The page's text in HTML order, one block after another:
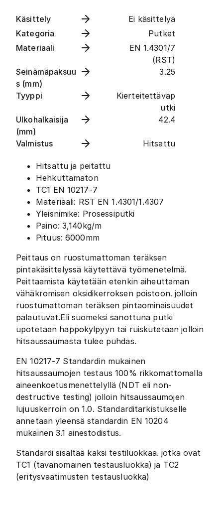
Käsittely
Ei käsittelyä
Kategoria
Putket
Materiaali
EN 1.4301/7
(RST)
Seinämäpaksuu
s (mm)
3.25
Tyyppi
Kierteitettäväp
utki
Ulkohalkaisija
(mm)
42.4
Valmistus Hitsattu
Hitsattu ja peitattu
Hehkuttamaton
TC1 EN 10217-7
Materiaali: RST EN 1.4301/1.4307
Yleisnimike: Prosessiputki
Paino: 3,140kg/m
Pituus: 6000mm
Peittaus on ruostumattoman teräksen
pintakäsittelyssä käytettävä työmenetelmä.
Peittaamista käytetään etenkin aiheuttaman
vähäkromisen oksidikerroksen poistoon. jolloin
ruostumattoman teräksen pintaominaisuudet
palautuvat.Eli suomeksi sanottuna putki
upotetaan happokylpyyn tai ruiskutetaan jolloin
hitsaussaumasta tulee puhdas.
EN 10217-7 Standardin mukainen
hitsaussaumojen testaus 100% rikkomattomalla
aineenkoetusmenettelyllä (NDT eli non-
destructive testing) jolloin hitsaussaumojen
lujuuskerroin on 1.0. Standarditarkistukselle
annetaan yleensä standardin EN 10204
mukainen 3.1 ainestodistus.
Standardi sisältää kaksi testiluokkaa. jotka ovat
TC1 (tavanomainen testausluokka) ja TC2
(eritysvaatimusten testausluokka)